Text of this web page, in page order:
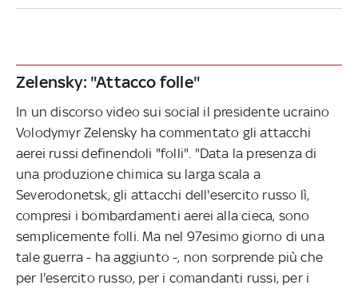
Zelensky: "Attacco folle"
In un discorso video sui social il presidente ucraino
Volodymyr Zelensky ha commentato gli attacchi
aerei russi definendoli "folli". "Data la presenza di
una produzione chimica su larga scala a
Severodonetsk, gli attacchi dell'esercito russo lì,
compresi i bombardamenti aerei alla cieca, sono
semplicemente folli. Ma nel 97esimo giorno di una
tale guerra - ha aggiunto -, non sorprende più che
per l'esercito russo, per i comandanti russi, per i